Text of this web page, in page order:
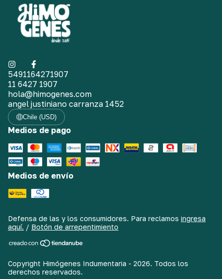
5491164271907
11 6427 1907
hola@himogenes.com
angel justiniano carranza 1452
Chile (USD)
Medios de pago
Medios de envío
Defensa de las y los consumidores. Para reclamos ingresa
aquí. / Botón de arrepentimiento
Copyright Himógenes Indumentaria - 2026. Todos los
derechos reservados.